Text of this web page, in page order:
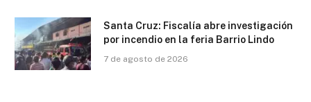
Santa Cruz: Fiscalía abre investigación
por incendio en la feria Barrio Lindo
7 de agosto de 2026